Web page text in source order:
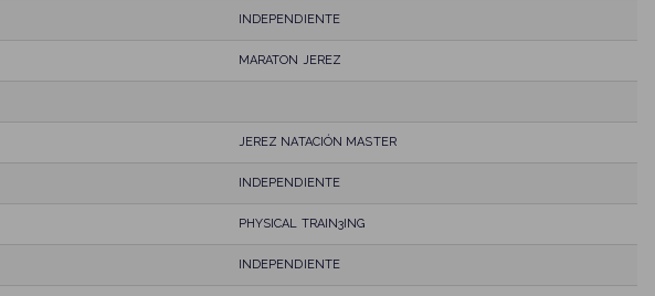
INDEPENDIENTE
MARATON JEREZ
JEREZ NATACIÓN MASTER
INDEPENDIENTE
PHYSICAL TRAIN3ING
INDEPENDIENTE